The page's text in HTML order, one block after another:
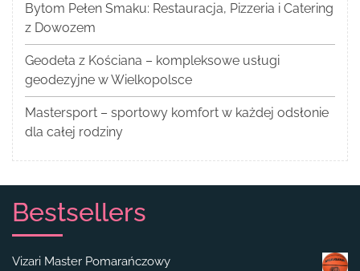
Bytom Pełen Smaku: Restauracja, Pizzeria i Catering
z Dowozem
Geodeta z Kościana – kompleksowe usługi
geodezyjne w Wielkopolsce
Mastersport – sportowy komfort w każdej odsłonie
dla całej rodziny
Bestsellers
Vizari Master Pomarańczowy